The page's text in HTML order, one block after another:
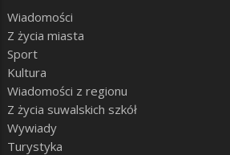
Wiadomości
Z życia miasta
Sport
Kultura
Wiadomości z regionu
Z życia suwalskich szkół
Wywiady
Turystyka